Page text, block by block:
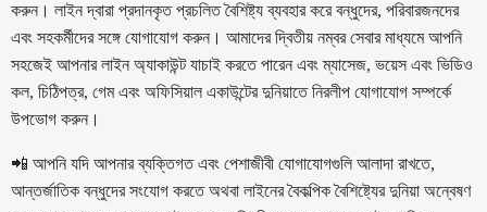
করুন। লাইন দ্বারা প্রদানকৃত প্রচলিত বৈশিষ্ট্য ব্যবহার করে বন্ধুদের, পরিবারজনদের
এবং সহকর্মীদের সঙ্গে যোগাযোগ করুন। আমাদের দ্বিতীয় নম্বর সেবার মাধ্যমে আপনি
সহজেই আপনার লাইন অ্যাকাউন্ট যাচাই করতে পারেন এবং ম্যাসেজ, ভয়েস এবং ভিডিও
কল, চিঠিপত্র, গেম এবং অফিসিয়াল একাউন্টের দুনিয়াতে নিরলীপ যোগাযোগ সম্পর্কে
উপভোগ করুন।
📲 আপনি যদি আপনার ব্যক্তিগত এবং পেশাজীবী যোগাযোগগুলি আলাদা রাখতে,
আন্তর্জাতিক বন্ধুদের সংযোগ করতে অথবা লাইনের বৈকল্পিক বৈশিষ্ট্যের দুনিয়া অন্বেষণ